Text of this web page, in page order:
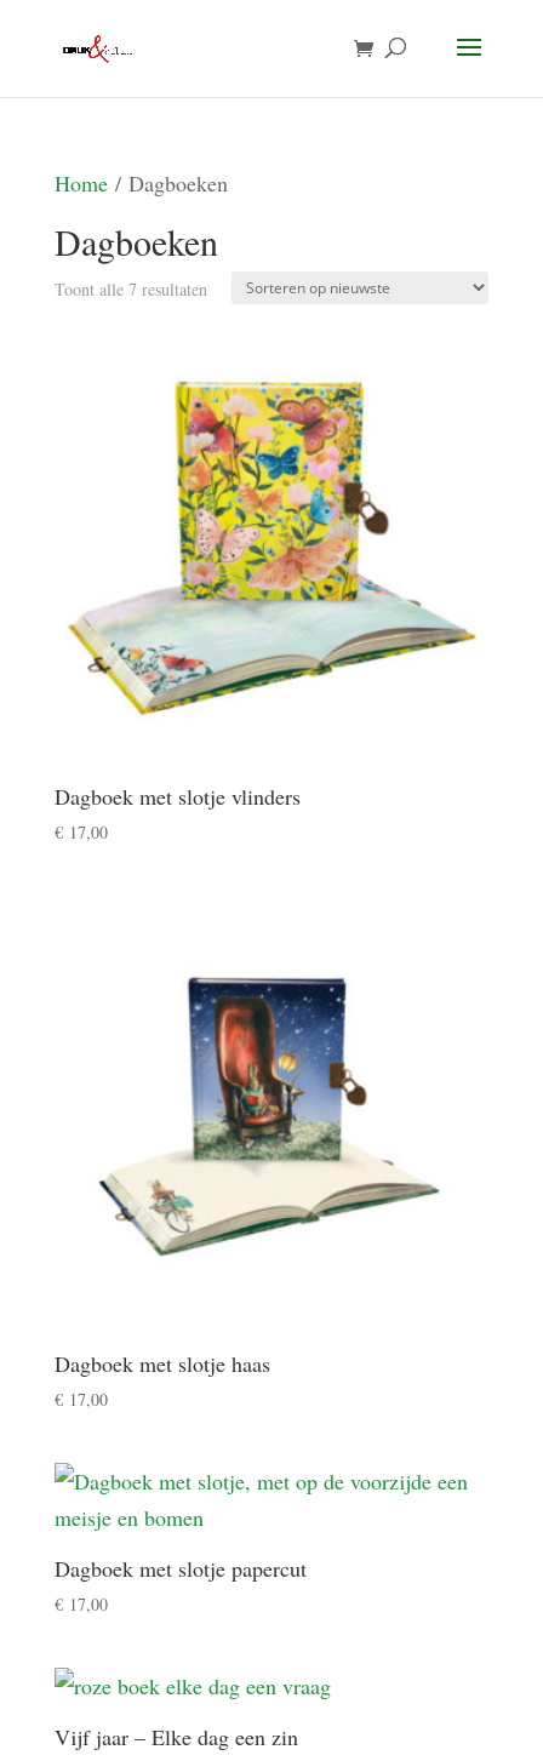
Home/ Dagboeken
Dagboeken
Toont alle 7 resultatenGesorteerd
Dagboek met slotje vlinders
€17,00
Dagboek met slotje haas
€17,00
Dagboek met slotje papercut
€17,00
Vijf jaar – Elke dag een zin